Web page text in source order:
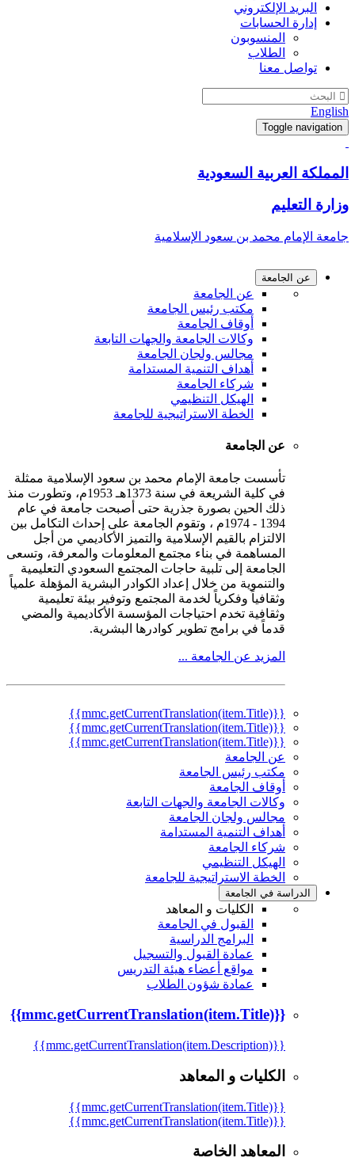
البريد الإلكتروني
إدارة الحسابات
المنسوبون
الطلاب
تواصل معنا
Toggle navigation
العربية السعودية
التعليم
الإمام محمد بن سعود الإسلامية
عن الجامعة
عن الجامعة
مكتب رئيس الجامعة
أوقاف الجامعة
وكالات الجامعة والجهات التابعة
مجالس ولجان الجامعة
أهداف التنمية المستدامة
شركاء الجامعة
الهيكل التنظيمي
الخطة الاستراتيجية للجامعة
عن الجامعة
تأسست جامعة الإمام محمد بن سعود الإسلامية ممثلة
في كلية الشريعة في سنة 1373هـ 1953م، وتطورت منذ
ذلك الحين بصورة جذرية حتى أصبحت جامعة في عام
1394 - 1974م ، وتقوم الجامعة على إحداث التكامل بين
الالتزام بالقيم الإسلامية والتميز الأكاديمي من أجل
المساهمة في بناء مجتمع المعلومات والمعرفة، وتسعى
الجامعة إلى تلبية حاجات المجتمع السعودي التعليمية
والتنموية من خلال إعداد الكوادر البشرية المؤهلة علمياً
وثقافياً وفكرياً لخدمة المجتمع وتوفير بيئة تعليمية
وثقافية تخدم احتياجات المؤسسة الأكاديمية والمضي
قدماً في برامج تطوير كوادرها البشرية.
المزيد عن الجامعة ...
{{mmc.getCurrentTranslation(item.Title)}}
{{mmc.getCurrentTranslation(item.Title)}}
{{mmc.getCurrentTranslation(item.Title)}}
عن الجامعة
مكتب رئيس الجامعة
أوقاف الجامعة
وكالات الجامعة والجهات التابعة
مجالس ولجان الجامعة
أهداف التنمية المستدامة
شركاء الجامعة
الهيكل التنظيمي
الخطة الاستراتيجية للجامعة
الدراسة في الجامعة
الكليات و المعاهد
القبول في الجامعة
البرامج الدراسية
عمادة القبول والتسجيل
مواقع أعضاء هيئة التدريس
عمادة شؤون الطلاب
{{mmc.getCurrentTranslation(item.Title)}}
{{mmc.getCurrentTranslation(item.Description)}}
الكليات و المعاهد
{{mmc.getCurrentTranslation(item.Title)}}
{{mmc.getCurrentTranslation(item.Title)}}
المعاهد الخاصة